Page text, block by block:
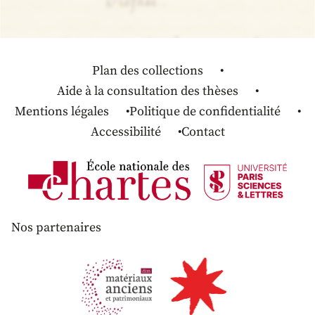
Plan des collections
Aide à la consultation des thèses
Mentions légales
Politique de confidentialité
Accessibilité
Contact
Nos partenaires